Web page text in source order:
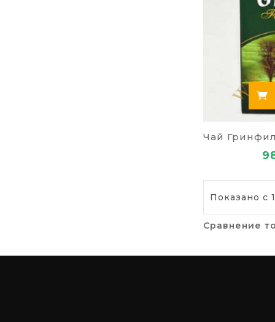
Показано с
Сравнение